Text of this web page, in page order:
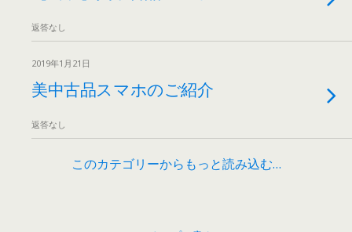
返答なし
2019年1月21日
美中古品スマホのご紹介
返答なし
このカテゴリーからもっと読み込む…